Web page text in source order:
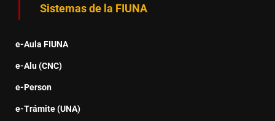
Sistemas de la FIUNA
e-Aula FIUNA
e-Alu (CNC)
e-Person
e-Trámite (UNA)